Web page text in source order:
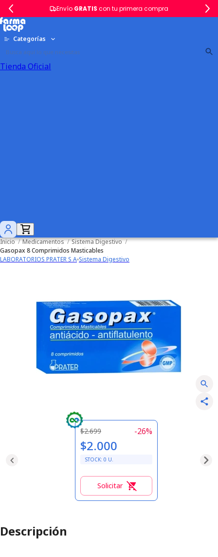
Envío GRATIS con tu primera compra
Categorías
Tienda Oficial
Inicio / Medicamentos / Sistema Digestivo /
Gasopax 8 Comprimidos Masticables
LABORATORIOS PRATER S A Sistema Digestivo
$2.699 -26%
$2.000
STOCK: 0 U.
Solicitar
Descripción